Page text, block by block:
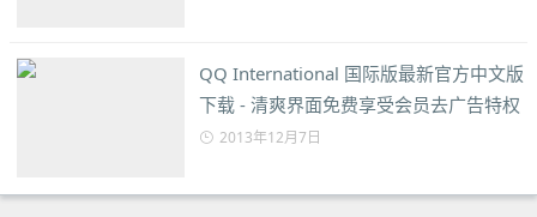
QQ International 国际版最新官方中文版
下载 - 清爽界面免费享受会员去广告特权
2013年12月7日